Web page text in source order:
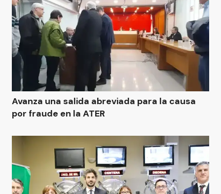
Avanza una salida abreviada para la causa
por fraude en la ATER